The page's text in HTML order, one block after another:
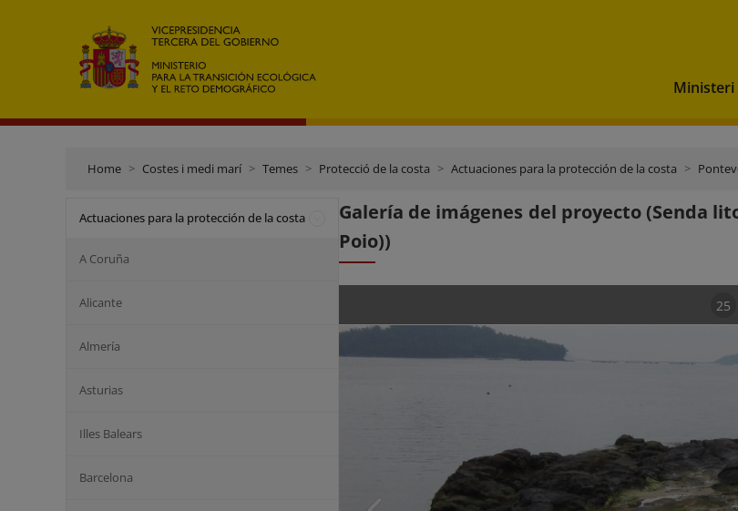
Ministeri
Home Costes i medi marí Temes Protecció de la costa Actuaciones para la protección de la costa
Actuaciones para la protección de la costa
A Coruña
Alicante
Almería
Asturias
Illes Balears
Barcelona
Galería de imágenes del proyecto (Senda
Poio))
25